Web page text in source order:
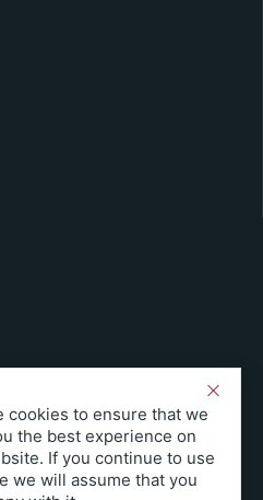
cookies to ensure that we
the best experience on
If you continue to use
we will assume that you